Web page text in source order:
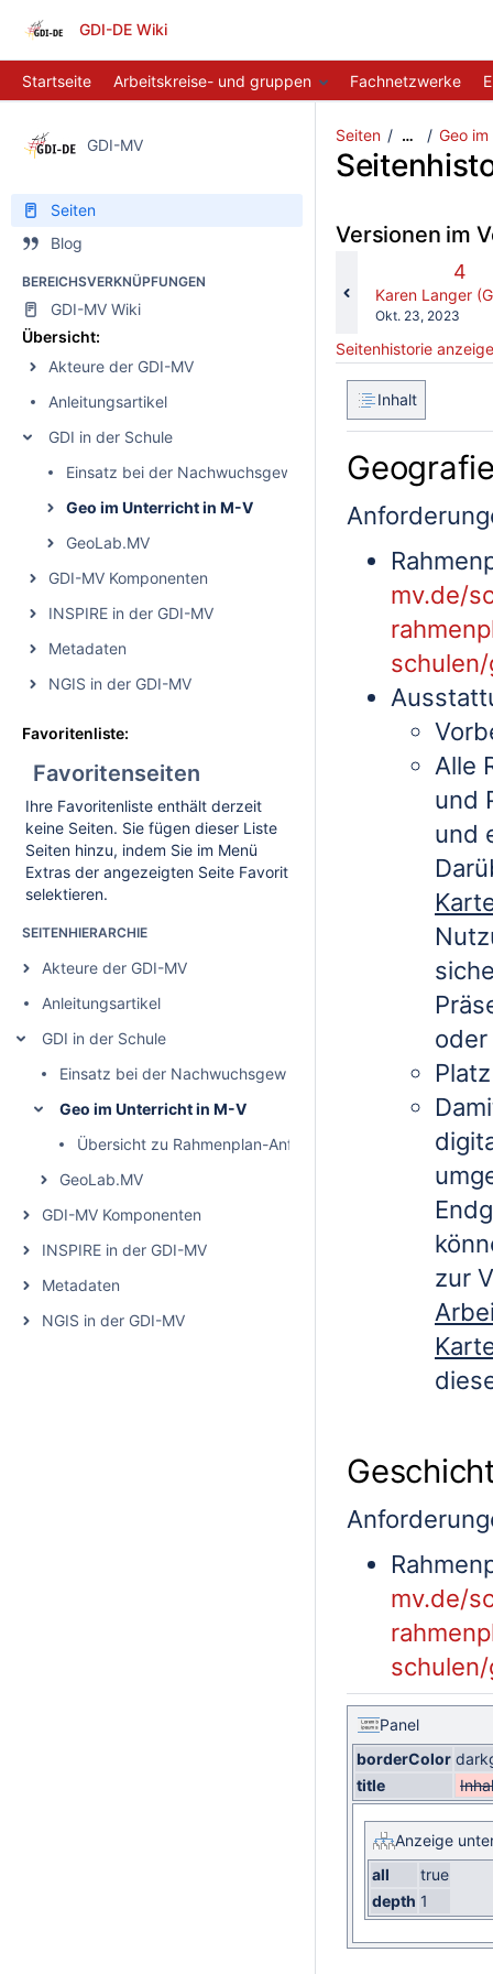
GDI-DE Wiki
Startseite Arbeitskreise- und gruppen Fachnetzwerke
GDI-MV
Seiten
Blog
BEREICHSVERKNÜPFUNGEN
GDI-MV Wiki
Übersicht:
Akteure der GDI-MV
Anleitungsartikel
GDI in der Schule
Einsatz bei der Nachwuchsgewinnung
Geo im Unterricht in M-V
GeoLab.MV
GDI-MV Komponenten
INSPIRE in der GDI-MV
Metadaten
NGIS in der GDI-MV
Favoritenliste:
Favoritenseiten
Ihre Favoritenliste enthält derzeit
keine Seiten. Sie fügen dieser Liste
Seiten hinzu, indem Sie im Menü
Extras der angezeigten Seite Favorit
selektieren.
SEITENHIERARCHIE
Akteure der GDI-MV
Anleitungsartikel
GDI in der Schule
Einsatz bei der Nachwuchsgewinnung
Geo im Unterricht in M-V
Übersicht zu Rahmenplan-Anforderungen
GeoLab.MV
GDI-MV Komponenten
INSPIRE in der GDI-MV
Metadaten
NGIS in der GDI-MV
Seiten … Geo
Versionen im
Alte
4
Karen Langer
Gespeichert
Okt. 23, 2023
Seitenhistorie
Inhalt
mv.de/
Alle
und
und
oder
zur
mv.de/
Panel
borderColor
title
Anzeige
all
true
depth 1